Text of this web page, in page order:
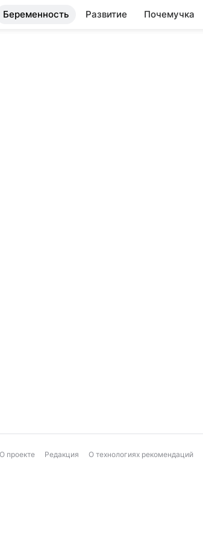
Беременность Развитие Почемучка
О проекте Редакция О технологиях рекомендаций